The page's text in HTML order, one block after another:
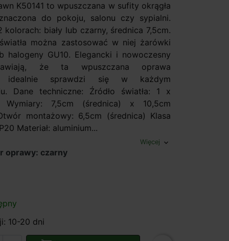
K50141 to wpuszczana w sufity okrągła
do pokoju, salonu czy sypialni.
kolorach: biały lub czarny, średnica 7,5cm.
można zastosować w niej żarówki
halogeny GU10. Elegancki i nowoczesny
że ta wpuszczana oprawa
idealnie sprawdzi się w każdym
Dane techniczne: Źródło światła: 1 x
Wymiary: 7,5cm (średnica) x 10,5cm
montażowy: 6,5cm (średnica) Klasa
Materiał: aluminium...
Więcej expand_more
oprawy: czarny
10-20 dni